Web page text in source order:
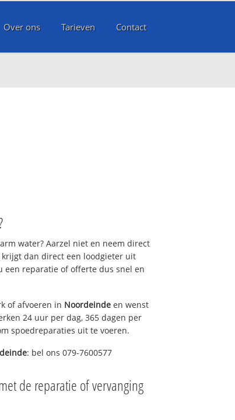
Over ons Tarieven Contact
water? Aarzel niet en neem direct
krijgt dan direct een loodgieter uit
een reparatie of offerte dus snel en
of afvoeren in Noordeinde en wenst
24 uur per dag, 365 dagen per
spoedreparaties uit te voeren.
: bel ons 079-7600577
de reparatie of vervanging